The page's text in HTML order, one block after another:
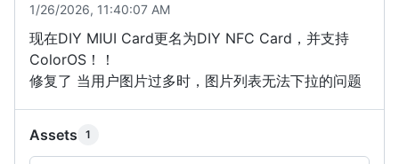
1/26/2026, 11:40:07 AM
现在DIY MIUI Card更名为DIY NFC Card，并支持
ColorOS！！
修复了 当用户图片过多时，图片列表无法下拉的问题
Assets 1